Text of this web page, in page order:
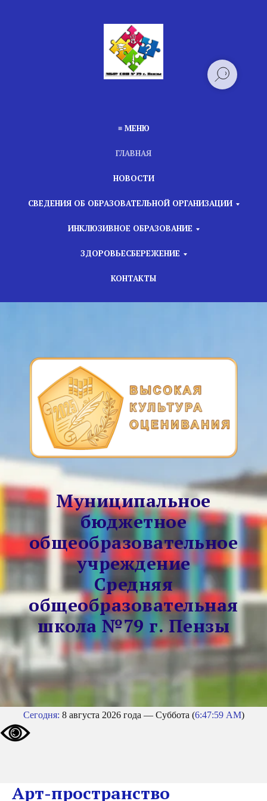
≡ МЕНЮ
ГЛАВНАЯ
НОВОСТИ
СВЕДЕНИЯ ОБ ОБРАЗОВАТЕЛЬНОЙ ОРГАНИЗАЦИИ
ИНКЛЮЗИВНОЕ ОБРАЗОВАНИЕ
ЗДОРОВЬЕСБЕРЕЖЕНИЕ
КОНТАКТЫ
Муниципальное
бюджетное
общеобразовательное
учреждение
Средняя
общеобразовательная
школа №79 г. Пензы
Сегодня: 8 августа 2026 года — Суббота (6:47:59 AM)
Арт-пространство